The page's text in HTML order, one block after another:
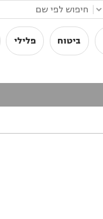
ביטוח פלילי